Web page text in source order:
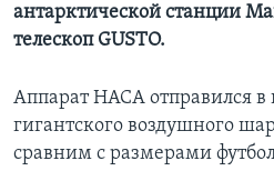
антарктической станции
телескоп GUSTO.
Аппарат НАСА отправился
гигантского воздушного
сравним с размерами